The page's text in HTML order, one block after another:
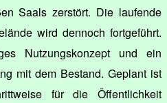
Saals zerstört. Die laufende
wird dennoch fortgeführt.
Nutzungskonzept und ein
mit dem Bestand. Geplant ist
für die Öffentlichkeit